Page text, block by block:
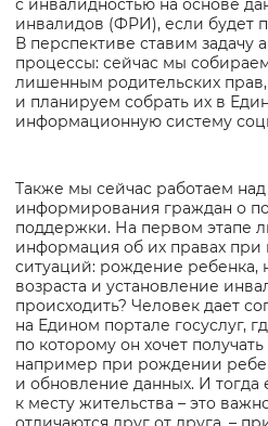
с инвалидностью на основе
инвалидов (ФРИ), если будет
В перспективе ставим задачу
процессы: сейчас мы
лишенным родительских
и планируем собрать их в
информационную систему
Также мы сейчас работаем
информирования граждан о
поддержки. На первом этапе
информация об их правах при
ситуаций: рождение ребенка,
возраста и установление
происходить? Человек дает
на Едином портале госуслуг,
по которому он хочет
например при рождении
и обновление данных. И тогда
к месту жительства – это